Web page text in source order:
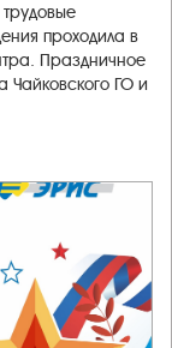
проходила в
Праздничное
Чайковского ГО и